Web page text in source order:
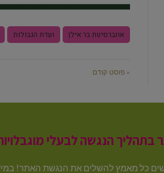
אונברסיטת בר אילן ועדת הגבולות
« פוסט קודם
בתהליך הנגשה לבעלי
כל מאמץ להשלים את הנגשת האתר!